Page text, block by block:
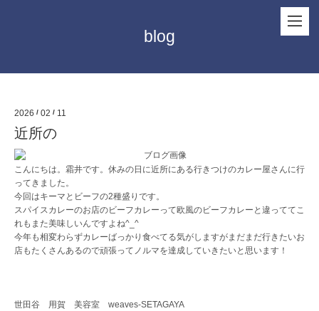
blog
2026 / 02 / 11
近所の
こんにちは。霜井です。休みの日に近所にある行きつけのカレー屋さんに行
ってきました。
今回はキーマとビーフの2種盛りです。
スパイスカレーのお店のビーフカレーって欧風のビーフカレーと違っててこ
れもまた美味しいんですよね^_^
今年も相変わらずカレーばっかり食べてる気がしますがまだまだ行きたいお
店もたくさんあるので頑張ってノルマを達成していきたいと思います！
世田谷 用賀 美容室 weaves-SETAGAYA